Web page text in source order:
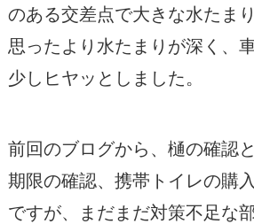
のある交差点で大きな水たま
思ったより水たまりが深く、
少しヒヤッとしました。
前回のブログから、樋の確認
期限の確認、携帯トイレの購
ですが、まだまだ対策不足な